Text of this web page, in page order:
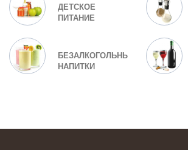
ДЕТСКОЕ
ПИТАНИЕ
БЕЗАЛКОГОЛЬНЫЕ
НАПИТКИ